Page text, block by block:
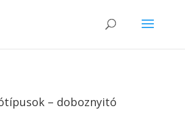
– doboznyitó